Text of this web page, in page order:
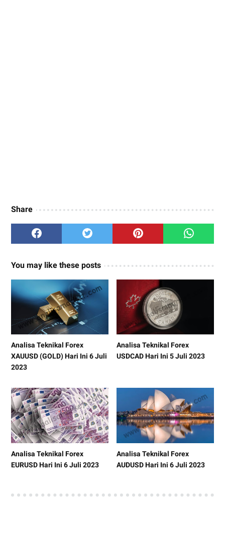
Share
You may like these posts
Analisa Teknikal Forex
XAUUSD (GOLD) Hari Ini 6 Juli
2023
Analisa Teknikal Forex
USDCAD Hari Ini 5 Juli 2023
Analisa Teknikal Forex
EURUSD Hari Ini 6 Juli 2023
Analisa Teknikal Forex
AUDUSD Hari Ini 6 Juli 2023